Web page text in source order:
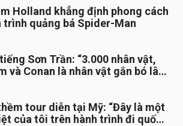
Holland khẳng định phong cách
quảng bá Spider-Man
Sơn Trần: “3.000 nhân vật,
và Conan là nhân vật gắn bó lâu
tour diễn tại Mỹ: “Đây là một
của tôi trên hành trình đi quốc